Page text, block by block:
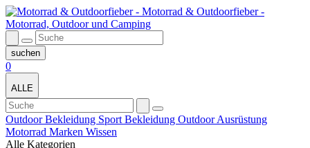
0
ALLE
Outdoor Bekleidung Sport Bekleidung Outdoor Ausrüstung
Motorrad Marken Wissen
Alle Kategorien